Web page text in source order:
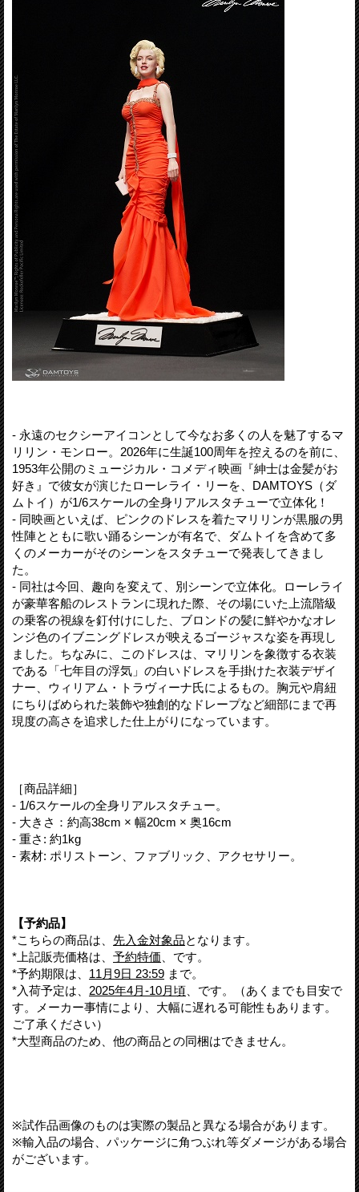
- 永遠のセクシーアイコンとして今なお多くの人を魅了するマ
リリン・モンロー。2026年に生誕100周年を控えるのを前に、
1953年公開のミュージカル・コメディ映画『紳士は金髪がお
好き』で彼女が演じたローレライ・リーを、DAMTOYS（ダ
ムトイ）が1/6スケールの全身リアルスタチューで立体化！
- 同映画といえば、ピンクのドレスを着たマリリンが黒服の男
性陣とともに歌い踊るシーンが有名で、ダムトイを含めて多
くのメーカーがそのシーンをスタチューで発表してきまし
た。
- 同社は今回、趣向を変えて、別シーンで立体化。ローレライ
が豪華客船のレストランに現れた際、その場にいた上流階級
の乗客の視線を釘付けにした、ブロンドの髪に鮮やかなオレ
ンジ色のイブニングドレスが映えるゴージャスな姿を再現し
ました。ちなみに、このドレスは、マリリンを象徴する衣装
である「七年目の浮気」の白いドレスを手掛けた衣装デザイ
ナー、ウィリアム・トラヴィーナ氏によるもの。胸元や肩紐
にちりばめられた装飾や独創的なドレープなど細部にまで再
現度の高さを追求した仕上がりになっています。
［商品詳細］
- 1/6スケールの全身リアルスタチュー。
- 大きさ：約高38cm × 幅20cm × 奥16cm
- 重さ: 約1kg
- 素材: ポリストーン、ファブリック、アクセサリー。
【予約品】
*こちらの商品は、 先入金対象品となります。
*上記販売価格は、 予約特価 、です。
*予約期限は、 11月9日 23:59 まで。
*入荷予定は、 2025年4月-10月頃 、です。（あくまでも目安で
す。メーカー事情により、大幅に遅れる可能性もあります。
ご了承ください）
*大型商品のため、他の商品との同梱はできません。
※試作品画像のものは実際の製品と異なる場合があります。
※輸入品の場合、パッケージに角つぶれ等ダメージがある場合
がございます。